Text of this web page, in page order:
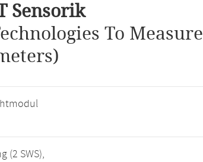
Sensorik
To Measure
(2 SWS),